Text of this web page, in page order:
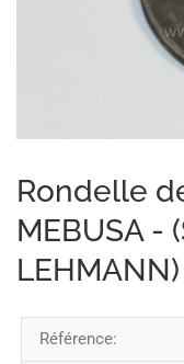
Rondelle
MEBUSA -
LEHMANN)
Référence: